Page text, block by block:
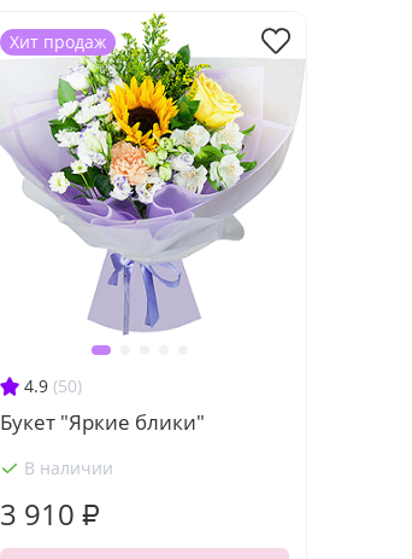
4.9 (50)
Букет "Яркие блики"
В наличии
3 910 ₽
Хит продаж